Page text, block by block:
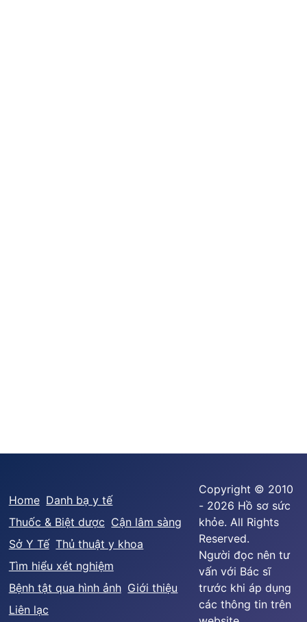
Home Danh bạ y tế
Thuốc & Biệt dược Cận lâm sàng
Sở Y Tế Thủ thuật y khoa
Tìm hiểu xét nghiệm
Bệnh tật qua hình ảnh Giới thiệu
Liên lạc
Copyright © 2010
- 2026 Hồ sơ sức
khỏe. All Rights
Reserved.
Người đọc nên tư
vấn với Bác sĩ
trước khi áp dụng
các thông tin trên